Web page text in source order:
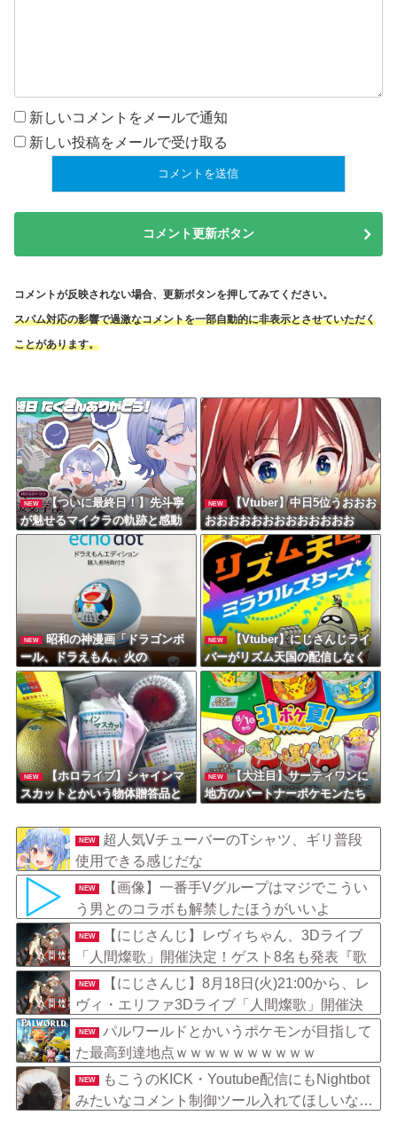
新しいコメントをメールで通知
新しい投稿をメールで受け取る
コメント更新ボタン
コメントが反映されない場合、更新ボタンを押してみてください。
スパム対応の影響で過激なコメントを一部自動的に非表示とさせていただく
ことがあります。
NEW
【ついに最終日！】先斗寧
が魅せるマイクラの軌跡と感動
のフィナーレ！
NEW
【Vtuber】中日5位うおおお
おおおおおおおおおおおおお
NEW
昭和の神漫画「ドラゴンボ
ール、ドラえもん、火の
鳥、、、」令和→
NEW
【Vtuber】にじさんじライ
バーがリズム天国の配信しなく
なったけど何かあったのか？
「やってる人いるよ、タイミン
グ的にRUST・あらなみ・パワプ
ロがメインだったし」
NEW
【ホロライブ】シャインマ
スカットとかいう物体贈答品と
NEW
【大注目】サーティワンに
地方のパートナーポケモンたち
ンスターボール型の商品など見
どころ満載の“31ポケ夏！”キャ
催！
NEW
超人気VチューバーのTシャツ、ギリ普段
使用できる感じだな
NEW
【画像】一番手Vグループはマジでこうい
う男とのコラボも解禁したほうがいいよ
NEW
【にじさんじ】レヴィちゃん、3Dライブ
「人間燦歌」開催決定！ゲスト8名も発表『歌
うまバイキングなゲストや』【8/18(火)21:00】
NEW
【にじさんじ】8月18日(火)21:00から、レ
ヴィ・エリファ3Dライブ「人間燦歌」開催決
定
NEW
パルワールドとかいうポケモンが目指して
た最高到達地点ｗｗｗｗｗｗｗｗｗｗ
NEW
もこうのKICK・Youtube配信にもNightbot
みたいなコメント制御ツール入れてほしいな…